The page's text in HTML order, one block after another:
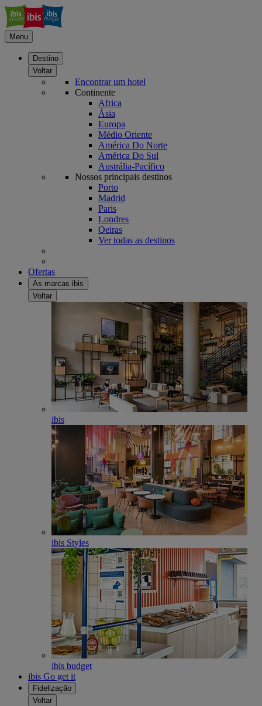
Menu
Destino
Voltar
Encontrar um hotel
Continente
Africa
Ásia
Europa
Médio Oriente
América Do Norte
América Do Sul
Austrália-Pacífico
Nossos principais destinos
Porto
Madrid
Paris
Londres
Oeiras
Ver todas as destinos
Ofertas
As marcas ibis
Voltar
ibis
ibis Styles
ibis budget
ibis Go get it
Fidelização
Voltar